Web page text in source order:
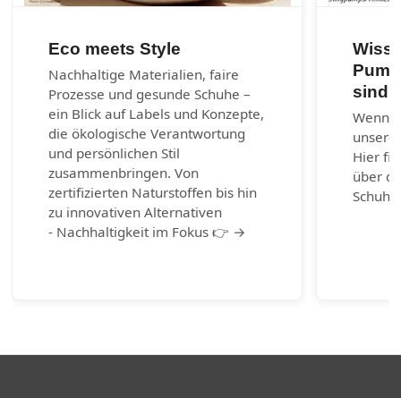
Eco meets Style
Nachhaltige Materialien, faire
Prozesse und gesunde Schuhe –
ein Blick auf Labels und Konzepte,
die ökologische Verantwortung
und persönlichen Stil
zusammenbringen. Von
zertifizierten Naturstoffen bis hin
zu innovativen Alternativen
- Nachhaltigkeit im Fokus 👉 →
sind?
Wenn
Hier
über